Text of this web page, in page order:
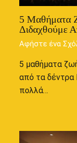
5 Μαθήματα
Διδαχθούμε
Αφήστε ένα
5 μαθήματα
από τα
πολλά…